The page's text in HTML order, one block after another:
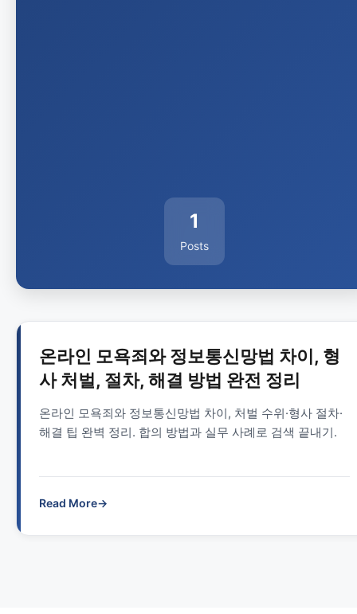
1
Posts
온라인 모욕죄와 정보통신망법 차이, 형
사 처벌, 절차, 해결 방법 완전 정리
온라인 모욕죄와 정보통신망법 차이, 처벌 수위·형사 절차·
해결 팁 완벽 정리. 합의 방법과 실무 사례로 검색 끝내기.
Read More→